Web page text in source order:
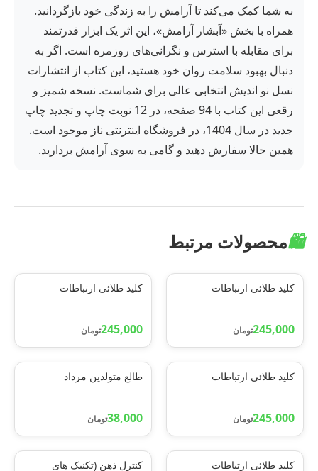
به شما کمک می‌کند تا آرامش را به زندگی خود بازگردانید.
همراه با بخش «آبشار آرامش»، این اثر یک ابزار قدرتمند
برای مقابله با استرس و نگرانی‌های روزمره است. اگر به
دنبال بهبود سلامت روان خود هستید، این کتاب از انتشارات
نسل نو اندیش انتخابی عالی برای شماست. نسخه شمیز و
رقعی این کتاب با 94 صفحه، در 12 نوبت چاپ و تجدید چاپ
جدید در سال 1404، در فروشگاه اینترنتی ناز موجود است.
همین حالا سفارش دهید و گامی به سوی آرامش بردارید.
🛍️محصولات مرتبط
کلید طلائی ارتباطات
245,000تومان
کلید طلائی ارتباطات
245,000تومان
کلید طلائی ارتباطات
245,000تومان
طالع متولدین مرداد
38,000تومان
کلید طلائی ارتباطات کنترل ذهن (تکنیک های